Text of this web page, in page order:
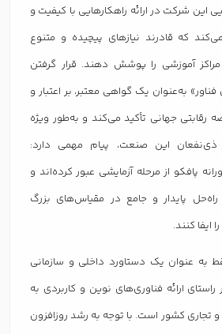
این شرکت در ارائه راهکارهایی با کیفیت و
که قادرند نیازهای پیچیده و متنوع
مراکز آموزشی را پوشش دهند. قرار گرفتن
به‌عنوان یک گواهی معتبر، بر اعتبار و
رقابتی جهانی تأکید می‌کند و به‌طور ویژه
ذی‌نفعان این صنعت، پیام مهمی دارد:
پافکو از مرحله آزمایشی عبور کرده‌اند و
راه‌حل پایدار و جامع در مقیاس‌های بزرگ
ایفا کنند.
به عنوان یک دستاورد داخلی و سازمانی
ارائه فناوری‌های نوین و کاربردی به
کشور است. با توجه به رشد روزافزون